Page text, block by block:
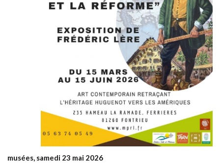
musées, samedi 23 mai 2026